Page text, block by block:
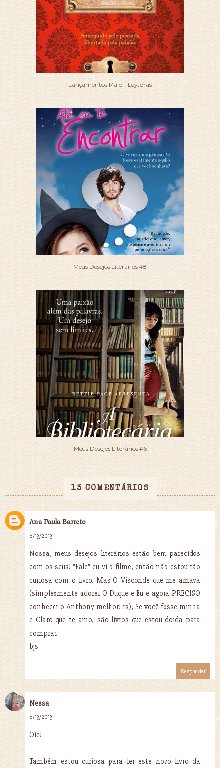
Lançamentos Maio - Leytoras
Meus Desejos Literários #8
Meus Desejos Literários #6
13 COMENTÁRIOS
Ana Paula Barreto
8/13/2013
Nossa, meus desejos literários estão bem parecidos
com os seus! "Fale" eu vi o filme, então não estou tão
curiosa com o livro. Mas O Visconde que me amava
(simplesmente adorei O Duque e Eu e agora PRECISO
conhecer o Anthony melhor! rs), Se você fosse minha
e Claro que te amo, são livros que estou doida para
comprar.
bjs
Responder
Nessa
8/13/2013
Oie!
Também estou curiosa para ler este novo livro da